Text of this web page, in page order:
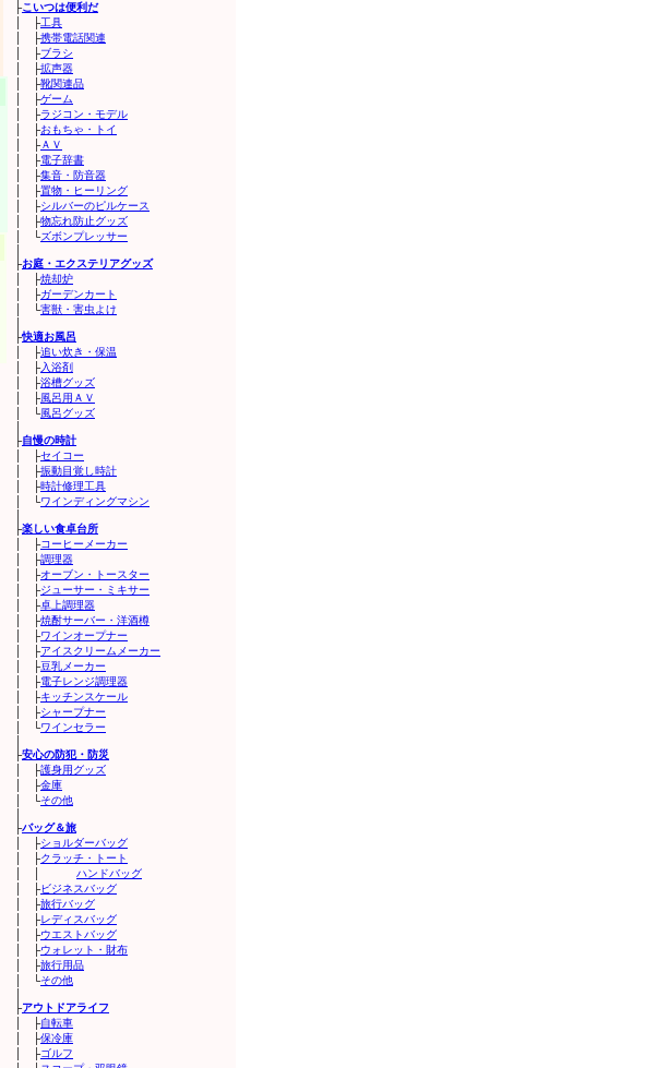
├こいつは便利だ
│ ├工具
│ ├携帯電話関連
│ ├ブラシ
│ ├拡声器
│ ├靴関連品
│ ├ゲーム
│ ├ラジコン・モデル
│ ├おもちゃ・トイ
│ ├ＡＶ
│ ├電子辞書
│ ├集音・防音器
│ ├置物・ヒーリング
│ ├シルバーのピルケース
│ ├物忘れ防止グッズ
│ └ズボンプレッサー
├お庭・エクステリアグッズ
│ ├焼却炉
│ ├ガーデンカート
│ └害獣・害虫よけ
├快適お風呂
│ ├追い炊き・保温
│ ├入浴剤
│ ├浴槽グッズ
│ ├風呂用ＡＶ
│ └風呂グッズ
├自慢の時計
│ ├セイコー
│ ├振動目覚し時計
│ ├時計修理工具
│ └ワインディングマシン
├楽しい食卓台所
│ ├コーヒーメーカー
│ ├調理器
│ ├オーブン・トースター
│ ├ジューサー・ミキサー
│ ├卓上調理器
│ ├焼酎サーバー・洋酒樽
│ ├ワインオープナー
│ ├アイスクリームメーカー
│ ├豆乳メーカー
│ ├電子レンジ調理器
│ ├キッチンスケール
│ ├シャープナー
│ └ワインセラー
├安心の防犯・防災
│ ├護身用グッズ
│ ├金庫
│ └その他
├バッグ＆旅
│ ├ショルダーバッグ
│ ├クラッチ・トート
ハンドバッグ
│ ├ビジネスバッグ
│ ├旅行バッグ
│ ├レディスバッグ
│ ├ウエストバッグ
│ ├ウォレット・財布
│ ├旅行用品
│ └その他
├アウトドアライフ
│ ├自転車
│ ├保冷庫
│ ├ゴルフ